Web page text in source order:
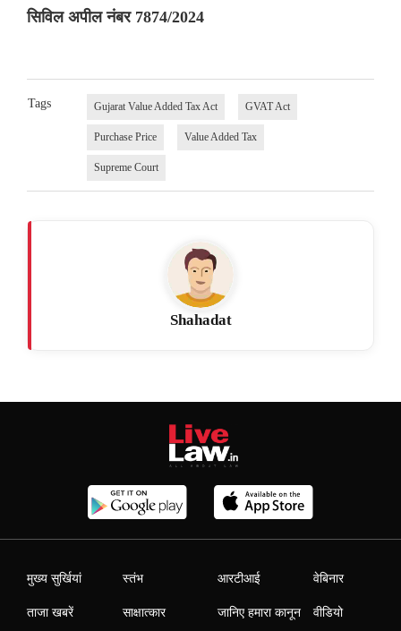
सिविल अपील नंबर 7874/2024
Tags Gujarat Value Added Tax Act GVAT Act
Purchase Price Value Added Tax
Supreme Court
Shahadat
मुख्य सुर्खियां
ताजा खबरें
स्तंभ
साक्षात्कार
आरटीआई
जानिए हमारा कानून
वेबिनार
वीडियो